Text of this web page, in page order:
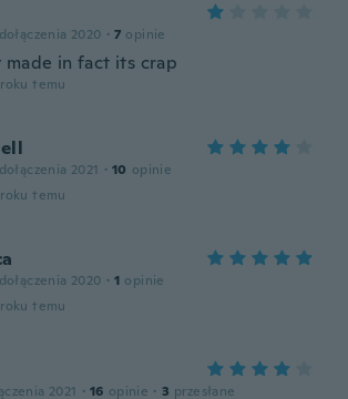
2020 · 7 opinie
made in fact its crap
temu
2021 · 10 opinie
temu
2020 · 1 opinie
temu
2021 · 16 opinie · 3 przesłane